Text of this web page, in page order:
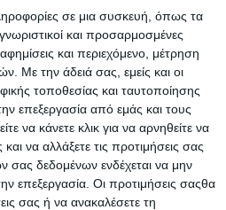
σε μια συσκευή, όπως τα
και προσαρμοσμένες
και περιεχόμενο, μέτρηση
Με την άδειά σας, εμείς και οι
τοποθεσίας και ταυτοποίησης
επεξεργασία από εμάς και τους
να κάνετε κλικ για να αρνηθείτε να
να αλλάξετε τις προτιμήσεις σας
σας δεδομένων ενδέχεται να μην
επεξεργασία. Οι προτιμήσεις σαςθα
σας ή να ανακαλέσετε τη
Child
Roll στην Αμφιλοχία
νότες από